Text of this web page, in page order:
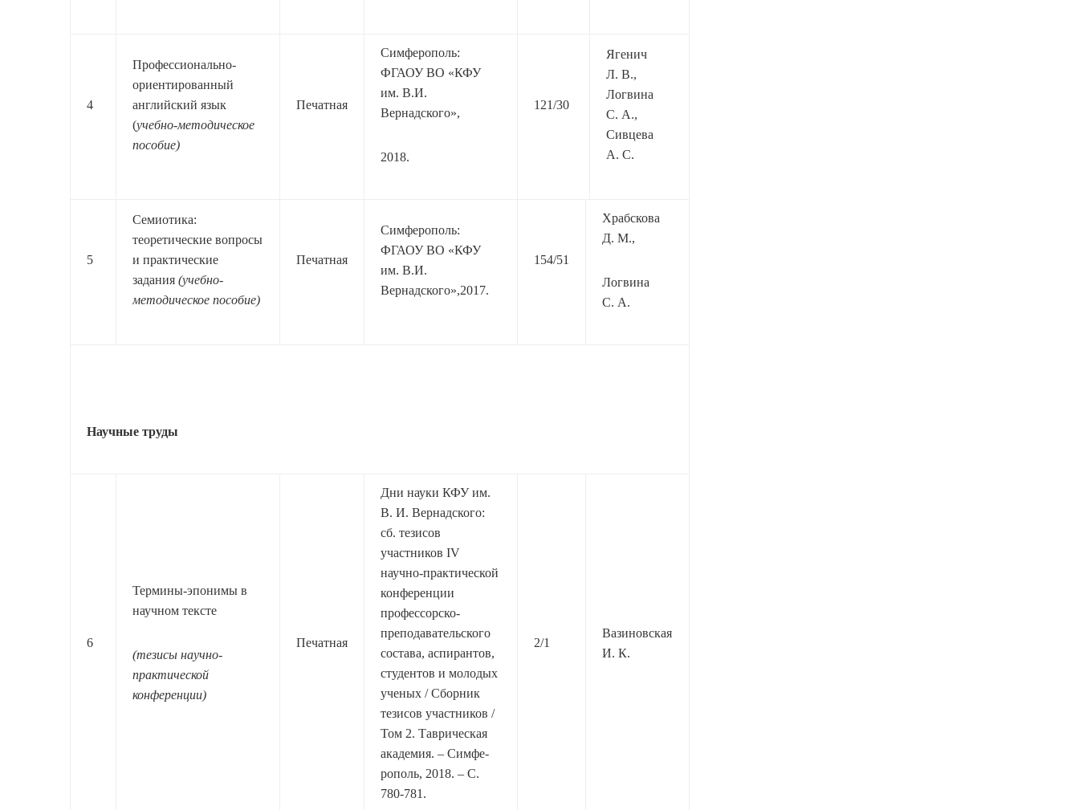
4
Профессионально-
ориентированный
английский язык
(учебно-методическое
пособие)
Печатная
Симферополь:
ФГАОУ ВО «КФУ
им. В.И.
Вернадского»,
2018.
121/30
Ягенич
Л. В.,
Логвина
С. А.,
Сивцева
А. С.
5
Семиотика:
теоретические вопросы
и практические
задания (учебно-
методическое пособие)
Печатная
Симферополь:
ФГАОУ ВО «КФУ
им. В.И.
Вернадского»,2017.
154/51
Храбскова
Д. М.,
Логвина
С. А.
Научные труды
6
Термины-эпонимы в
научном тексте
(тезисы научно-
практической
конференции)
Печатная
Дни науки КФУ им.
В. И. Вернадского:
сб. тезисов
участников IV
научно-практической
конференции
профессорско-
преподавательского
состава, аспирантов,
студентов и молодых
ученых / Сборник
тезисов участников /
Том 2. Таврическая
академия. – Симфе­
рополь, 2018. – С.
780-781.
2/1
Вазиновская
И. К.